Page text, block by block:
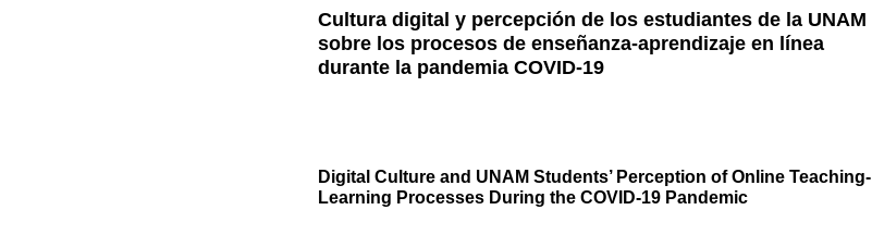
Cultura digital y percepción de los estudiantes de la UNAM
sobre los procesos de enseñanza-aprendizaje en línea
durante la pandemia COVID-19
Digital Culture and UNAM Students’ Perception of Online Teaching-
Learning Processes During the COVID-19 Pandemic